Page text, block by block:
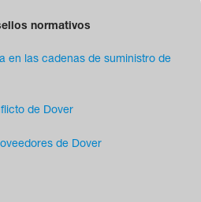
normativos
en las cadenas de suministro de
de Dover
de Dover